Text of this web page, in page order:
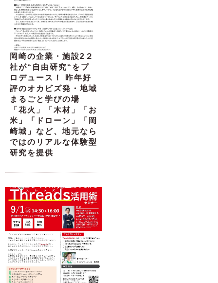
岡崎の企業・施設2２
社が“自由研究“をプ
ロデュース！ 昨年好
評のオカビズ発・地域
まるごと学びの場
「花火」「木材」「お
米」「ドローン」「岡
崎城」など、地元なら
ではのリアルな体験型
研究を提供